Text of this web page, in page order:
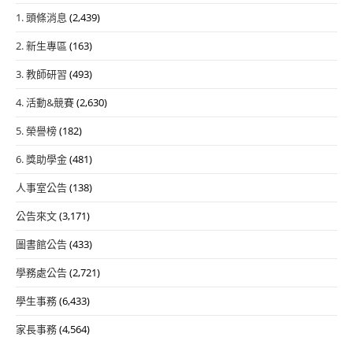
1. 頭條消息 (2,439)
2. 新生專區 (163)
3. 教師研習 (493)
4. 活動&競賽(2,630)
5. 榮譽榜(182)
6. 獎助學金(481)
人事室公告(138)
公告來文(3,171)
圖書館公告(433)
學務處公告(2,721)
學生事務(6,433)
家長事務(4,564)